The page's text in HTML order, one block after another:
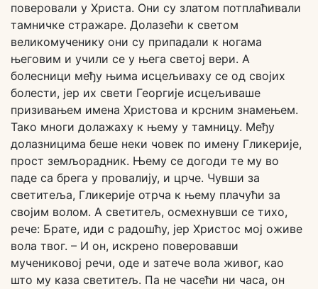
поверовали у Христа. Они су златом потплаћивали
тамничке стражаре. Долазећи к светом
великомученику они су припадали к ногама
његовим и учили се у њега светој вери. А
болесници међу њима исцељиваху се од својих
болести, јер их свети Георгије исцељиваше
призивањем имена Христова и крсним знамењем.
Тако многи долажаху к њему у тамницу. Међу
долазницима беше неки човек по имену Гликерије,
прост земљорадник. Њему се догоди те му во
паде са брега у провалију, и црче. Чувши за
светитеља, Гликерије отрча к њему плачући за
својим волом. А светитељ, осмехнувши се тихо,
рече: Брате, иди с радошћу, јер Христос мој оживе
вола твог. – И он, искрено поверовавши
мучениковој речи, оде и затече вола живог, као
што му каза светитељ. Па не часећи ни часа, он